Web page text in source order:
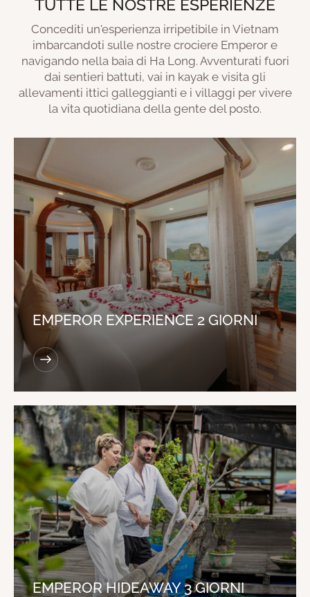
TUTTE LE NOSTRE ESPERIENZE
Concediti un'esperienza irripetibile in Vietnam
imbarcandoti sulle nostre crociere Emperor e
navigando nella baia di Ha Long. Avventurati fuori
dai sentieri battuti, vai in kayak e visita gli
allevamenti ittici galleggianti e i villaggi per vivere
la vita quotidiana della gente del posto.
EMPEROR EXPERIENCE 2 GIORNI
EMPEROR HIDEAWAY 3 GIORNI